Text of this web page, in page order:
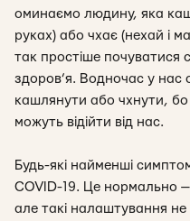
оминаємо людину, яка
руках) або чхає (нехай і
так простіше почуватися
здоров’я. Водночас у нас
кашлянути або чхнути,
можуть відійти від нас.
Будь-які найменші
COVID-19. Це нормально
але такі налаштування